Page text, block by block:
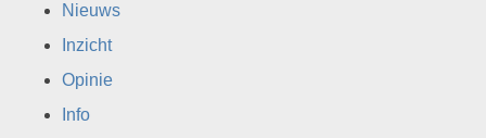
Nieuws
Inzicht
Opinie
Info